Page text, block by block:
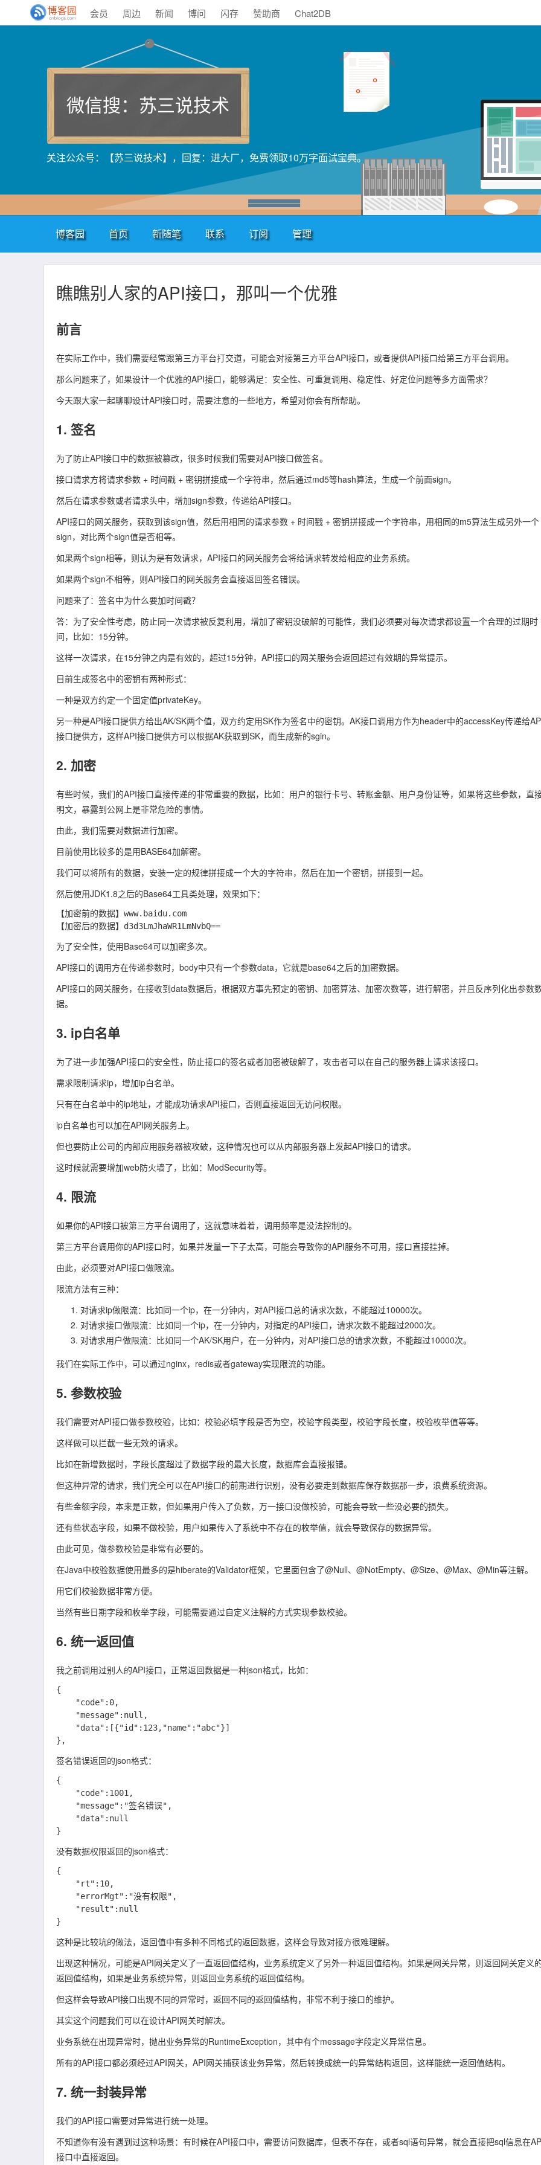
会员 周边 新闻 博问 闪存 赞助商 Chat2DB
微信搜：苏三说技术
关注公众号：【苏三说技术】，回复：进大厂，免费领取10万字面试宝典。
博客园 首页 新随笔 联系 订阅 管理
瞧瞧别人家的API接口，那叫一个优雅
前言
在实际工作中，我们需要经常跟第三方平台打交道，可能会对接第三方平台API接口，或者提供API接口给第三方平台调用。
那么问题来了，如果设计一个优雅的API接口，能够满足：安全性、可重复调用、稳定性、好定位问题等多方面需求？
今天跟大家一起聊聊设计API接口时，需要注意的一些地方，希望对你会有所帮助。
1. 签名
为了防止API接口中的数据被篡改，很多时候我们需要对API接口做签名。
接口请求方将请求参数 + 时间戳 + 密钥拼接成一个字符串，然后通过md5等hash算法，生成一个前面sign。
然后在请求参数或者请求头中，增加sign参数，传递给API接口。
API接口的网关服务，获取到该sign值，然后用相同的请求参数 + 时间戳 + 密钥拼接成一个字符串，用相同的m5算法生成另外一个
sign，对比两个sign值是否相等。
如果两个sign相等，则认为是有效请求，API接口的网关服务会将给请求转发给相应的业务系统。
如果两个sign不相等，则API接口的网关服务会直接返回签名错误。
问题来了：签名中为什么要加时间戳？
答：为了安全性考虑，防止同一次请求被反复利用，增加了密钥没破解的可能性，我们必须要对每次请求都设置一个合理的过期时
间，比如：15分钟。
这样一次请求，在15分钟之内是有效的，超过15分钟，API接口的网关服务会返回超过有效期的异常提示。
目前生成签名中的密钥有两种形式：
一种是双方约定一个固定值privateKey。
另一种是API接口提供方给出AK/SK两个值，双方约定用SK作为签名中的密钥。AK接口调用方作为header中的accessKey传递给
接口提供方，这样API接口提供方可以根据AK获取到SK，而生成新的sgin。
2. 加密
有些时候，我们的API接口直接传递的非常重要的数据，比如：用户的银行卡号、转账金额、用户身份证等，如果将这些参数，直
明文，暴露到公网上是非常危险的事情。
由此，我们需要对数据进行加密。
目前使用比较多的是用BASE64加解密。
我们可以将所有的数据，安装一定的规律拼接成一个大的字符串，然后在加一个密钥，拼接到一起。
然后使用JDK1.8之后的Base64工具类处理，效果如下：
【加密前的数据】www.baidu.com
为了安全性，使用Base64可以加密多次。
API接口的调用方在传递参数时，body中只有一个参数data，它就是base64之后的加密数据。
API接口的网关服务，在接收到data数据后，根据双方事先预定的密钥、加密算法、加密次数等，进行解密，并且反序列化出参数
据。
3. ip白名单
为了进一步加强API接口的安全性，防止接口的签名或者加密被破解了，攻击者可以在自己的服务器上请求该接口。
需求限制请求ip，增加ip白名单。
只有在白名单中的ip地址，才能成功请求API接口，否则直接返回无访问权限。
ip白名单也可以加在API网关服务上。
但也要防止公司的内部应用服务器被攻破，这种情况也可以从内部服务器上发起API接口的请求。
这时候就需要增加web防火墙了，比如：ModSecurity等。
4. 限流
如果你的API接口被第三方平台调用了，这就意味着着，调用频率是没法控制的。
第三方平台调用你的API接口时，如果并发量一下子太高，可能会导致你的API服务不可用，接口直接挂掉。
由此，必须要对API接口做限流。
限流方法有三种：
对请求ip做限流：比如同一个ip，在一分钟内，对API接口总的请求次数，不能超过10000次。
对请求接口做限流：比如同一个ip，在一分钟内，对指定的API接口，请求次数不能超过2000次。
对请求用户做限流：比如同一个AK/SK用户 ，在一分钟内，对API接口总的请求次数，不能超过10000次。
我们在实际工作中，可以通过nginx， redis或者gateway实现限流的功能。
5. 参数校验
我们需要对API接口做参数校验，比如：校验必填字段是否为空，校验字段类型，校验字段长度，校验枚举值等等。
这样做可以拦截一些无效的请求。
比如在新增数据时，字段长度超过了数据字段的最大长度，数据库会直接报错。
但这种异常的请求，我们完全可以在API接口的前期进行识别，没有必要走到数据库保存数据那一步，浪费系统资源。
有些金额字段，本来是正数，但如果用户传入了负数，万一接口没做校验，可能会导致一些没必要的损失。
还有些状态字段，如果不做校验，用户如果传入了系统中不存在的枚举值，就会导致保存的数据异常。
由此可见，做参数校验是非常有必要的。
在Java中校验数据使用最多的是hiberate的Validator框架，它里面包含了@Null、@NotEmpty、@Size、@Max、@Min等注解。
用它们校验数据非常方便。
当然有些日期字段和枚举字段，可能需要通过自定义注解的方式实现参数校验。
6. 统一返回值
我之前调用过别人的API接口，正常返回数据是一种json格式，比如：
{
签名错误返回的json格式：
{
没有数据权限返回的json格式：
{
这种是比较坑的做法，返回值中有多种不同格式的返回数据，这样会导致对接方很难理解。
出现这种情况，可能是API网关定义了一直返回值结构，业务系统定义了另外一种返回值结构。如果是网关异常，则返回网关定义
返回值结构，如果是业务系统异常，则返回业务系统的返回值结构。
但这样会导致API接口出现不同的异常时，返回不同的返回值结构，非常不利于接口的维护。
其实这个问题我们可以在设计API网关时解决。
业务系统在出现异常时，抛出业务异常的RuntimeException，其中有个message字段定义异常信息。
所有的API接口都必须经过API网关，API网关捕获该业务异常，然后转换成统一的异常结构返回，这样能统一返回值结构。
7. 统一封装异常
我们的API接口需要对异常进行统一处理。
不知道你有没有遇到过这种场景：有时候在API接口中，需要访问数据库，但表不存在，或者sql语句异常，就会直接把sql信息在
接口中直接返回。